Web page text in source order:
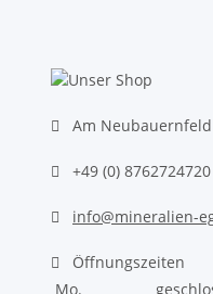
Am
+49 (0) 8762724720
info@mineralien-
Öffnungszeiten
Mo.